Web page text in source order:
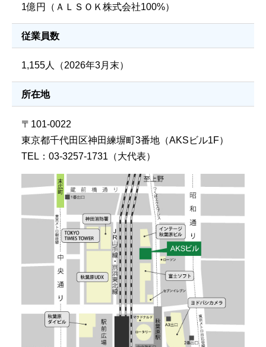
1億円（ＡＬＳＯＫ株式会社100%）
従業員数
1,155人（2026年3月末）
所在地
〒101-0022
東京都千代田区神田練塀町3番地（AKSビル1F）
TEL：03-3257-1731（大代表）